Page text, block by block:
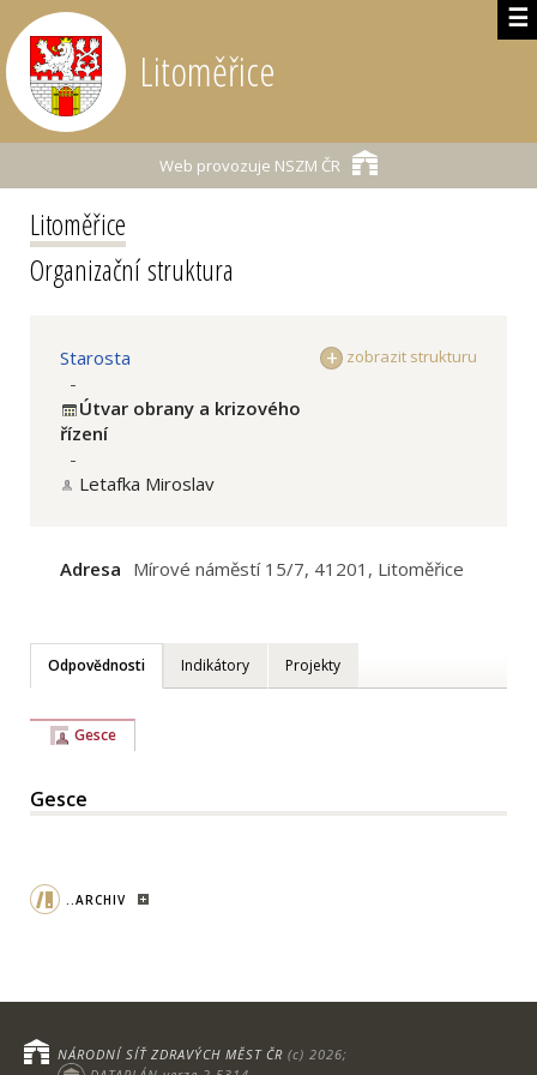
☰
Litoměřice
Web provozuje NSZM ČR
Litoměřice
Organizační struktura
zobrazit strukturu
Starosta
-
Útvar obrany a krizového
řízení
-
Letafka Miroslav
Adresa Mírové náměstí 15/7, 41201, Litoměřice
Odpovědnosti Indikátory Projekty
Gesce
Gesce
..ARCHIV
NÁRODNÍ SÍŤ ZDRAVÝCH MĚST ČR (c) 2026;